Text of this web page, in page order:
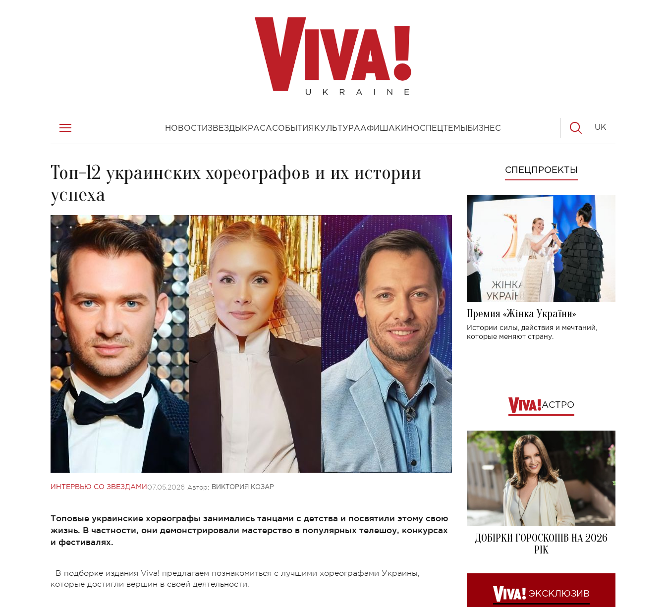
НОВОСТИ ЗВЕЗДЫ КРАСАСОБЫТИЯ КУЛЬТУРААФИША КИНОСПЕЦТЕМЫ БИЗНЕС UK
Топ-12 украинских хореографов и их истории
успеха
ИНТЕРВЬЮ СО ЗВЕЗДАМИ 07.05.2026 Автор: ВИКТОРИЯ КОЗАР
Топовые украинские хореографы занимались танцами с детства и посвятили этому свою
жизнь. В частности, они демонстрировали мастерство в популярных телешоу, конкурсах
и фестивалях.
В подборке издания Viva! предлагаем познакомиться с лучшими хореографами Украины,
которые достигли вершин в своей деятельности.
СПЕЦПРОЕКТЫ
Премия «Жінка України»
Истории силы, действия и мечтаний,
которые меняют страну.
АСТРО
ДОБІРКИ ГОРОСКОПІВ НА 2026
РІК
ЭКСКЛЮЗИВ